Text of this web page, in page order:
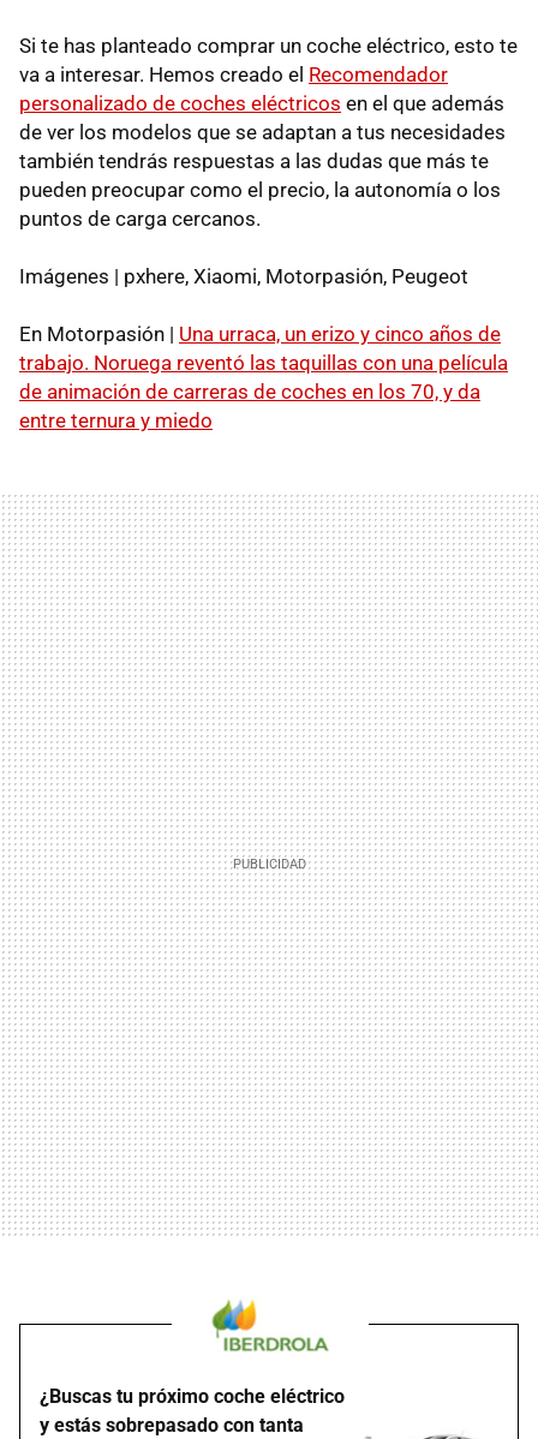
Si te has planteado comprar un coche eléctrico, esto te
va a interesar. Hemos creado el Recomendador
personalizado de coches eléctricos en el que además
de ver los modelos que se adaptan a tus necesidades
también tendrás respuestas a las dudas que más te
pueden preocupar como el precio, la autonomía o los
puntos de carga cercanos.
Imágenes | pxhere, Xiaomi, Motorpasión, Peugeot
En Motorpasión | Una urraca, un erizo y cinco años de
trabajo. Noruega reventó las taquillas con una película
de animación de carreras de coches en los 70, y da
entre ternura y miedo
¿Buscas tu próximo coche eléctrico
y estás sobrepasado con tanta